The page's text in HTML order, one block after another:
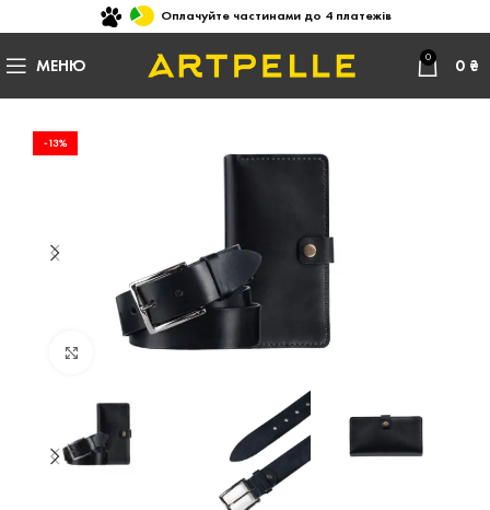
Оплачуйте частинами до 4 платежів
МЕНЮ 0 0 ₴
-13%
Натисніть, щоб збільшити